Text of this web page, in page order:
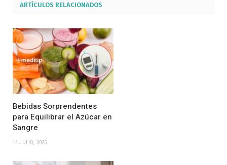
ARTÍCULOS RELACIONADOS
Bebidas Sorprendentes
para Equilibrar el Azúcar en
Sangre
14 JULIO, 2025